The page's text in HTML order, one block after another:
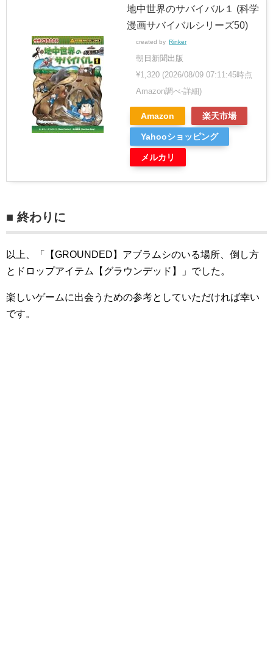
地中世界のサバイバル１ (科学
漫画サバイバルシリーズ50)
created by Rinker
朝日新聞出版
¥1,320 (2026/08/09 07:11:45時点
Amazon調べ-詳細)
Amazon 楽天市場
Yahooショッピング
メルカリ
■ 終わりに
以上、「【GROUNDED】アブラムシのいる場所、倒し方
とドロップアイテム【グラウンデッド】」でした。
楽しいゲームに出会うための参考としていただければ幸い
です。